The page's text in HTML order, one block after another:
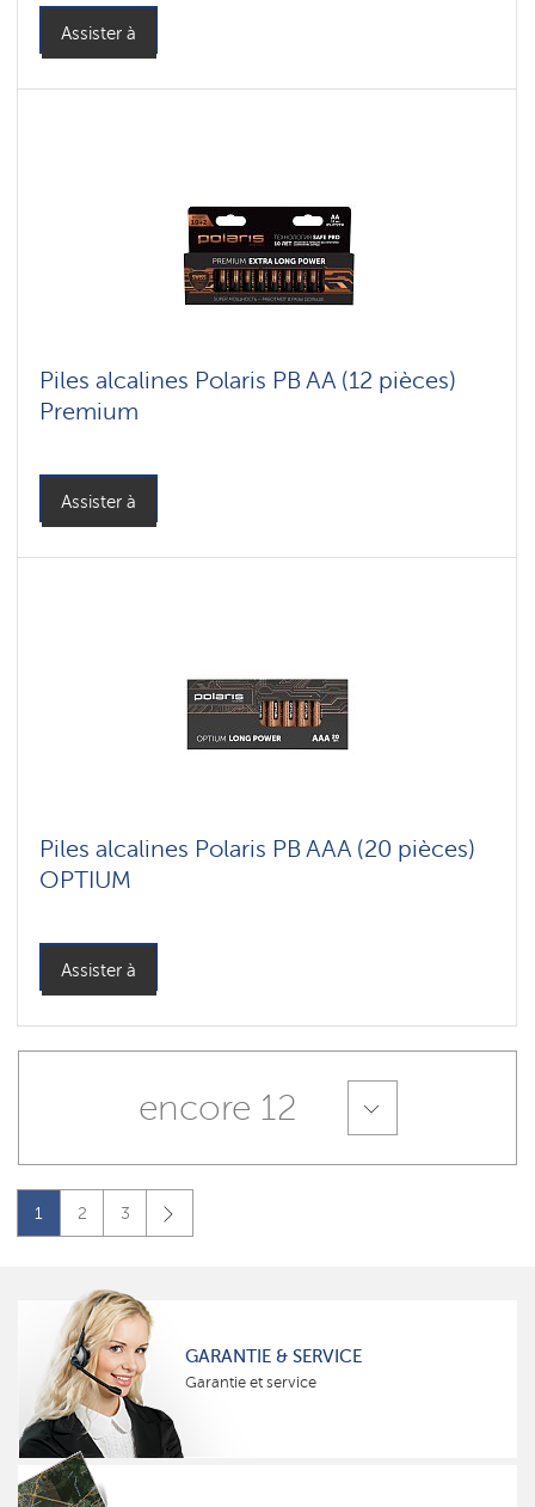
Assister à
Piles alcalines Polaris PB AA (12 pièces)
Premium
Assister à
Piles alcalines Polaris PB AAA (20 pièces)
OPTIUM
Assister à
encore 12
1 2 3
GARANTIE & SERVICE
Garantie et service